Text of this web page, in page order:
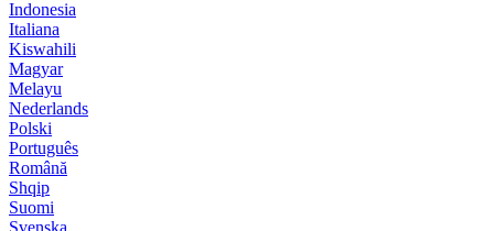
Indonesia
Italiana
Kiswahili
Magyar
Melayu
Nederlands
Polski
Português
Română
Shqip
Suomi
Svenska